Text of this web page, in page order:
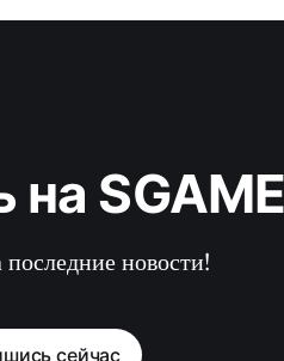
новости!
сейчас